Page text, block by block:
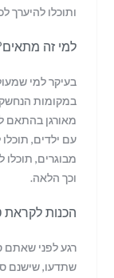
ותוכלו להיערך
למי זה
בעיקר למי
במקומות
מאורגן בהתאם
עם ילדים,
מבוגרים, תוכלו
וכך הלאה.
הכנות לקראת
רגע לפני שאתם
שתדעו, שישנם